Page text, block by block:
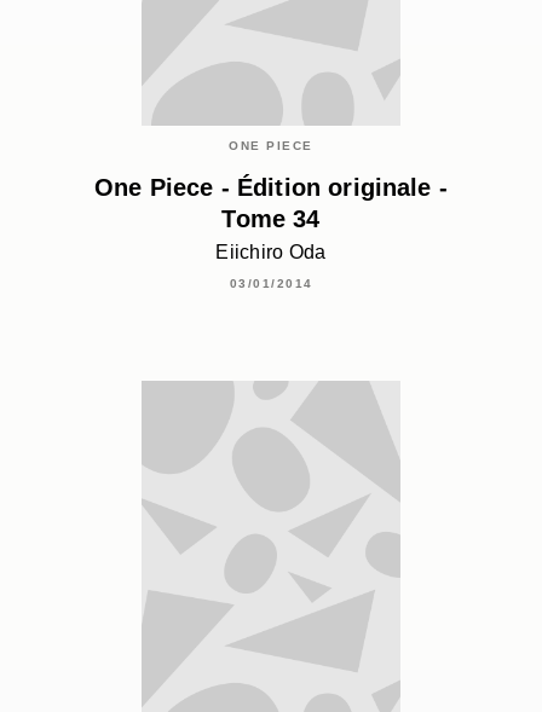
ONE PIECE
One Piece - Édition originale -
Tome 34
Eiichiro Oda
03/01/2014